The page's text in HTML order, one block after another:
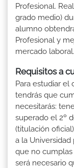
Profesional.
grado medio)
alumno
Profesional y
mercado laboral.
Requisitos a
Para estudiar el
tendrás que
necesitarás:
superado el 2º
(titulación
a la Universidad
que no
será necesario